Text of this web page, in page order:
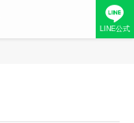
LINE公式